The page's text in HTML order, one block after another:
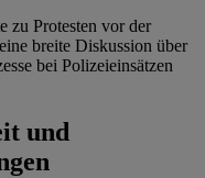
zu Protesten vor der
breite Diskussion über
bei Polizeieinsätzen
und